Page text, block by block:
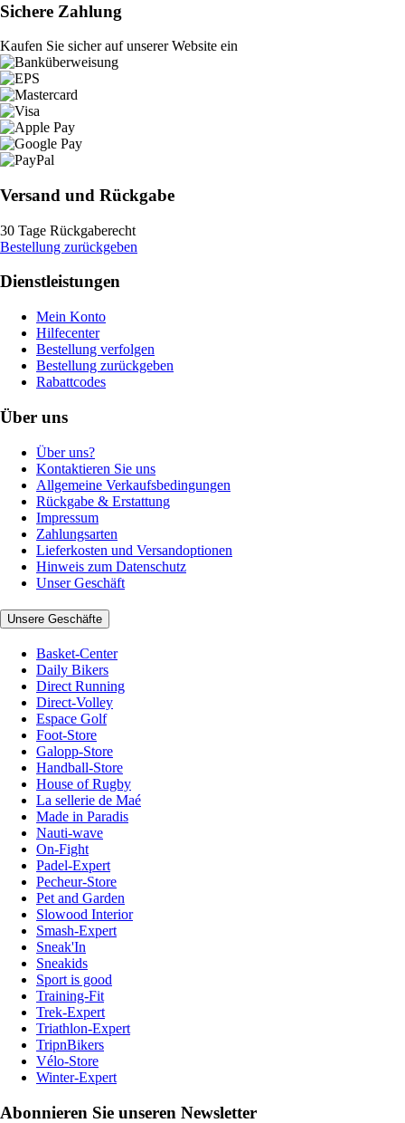
Sichere Zahlung
Kaufen Sie sicher auf unserer Website ein
Versand und Rückgabe
30 Tage Rückgaberecht
Bestellung zurückgeben
Dienstleistungen
Mein Konto
Hilfecenter
Bestellung verfolgen
Bestellung zurückgeben
Rabattcodes
Über uns
Über uns?
Kontaktieren Sie uns
Allgemeine Verkaufsbedingungen
Rückgabe & Erstattung
Impressum
Zahlungsarten
Lieferkosten und Versandoptionen
Hinweis zum Datenschutz
Unser Geschäft
Unsere Geschäfte
Basket-Center
Daily Bikers
Direct Running
Direct-Volley
Espace Golf
Foot-Store
Galopp-Store
Handball-Store
House of Rugby
La sellerie de Maé
Made in Paradis
Nauti-wave
On-Fight
Padel-Expert
Pecheur-Store
Pet and Garden
Slowood Interior
Smash-Expert
Sneak'In
Sneakids
Sport is good
Training-Fit
Trek-Expert
Triathlon-Expert
TripnBikers
Vélo-Store
Winter-Expert
Abonnieren Sie unseren Newsletter